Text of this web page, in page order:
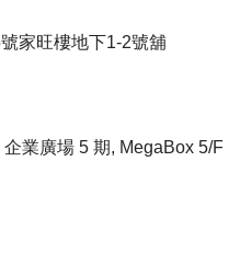
家旺樓地下1-2號舖
業廣場 5 期, MegaBox 5/F